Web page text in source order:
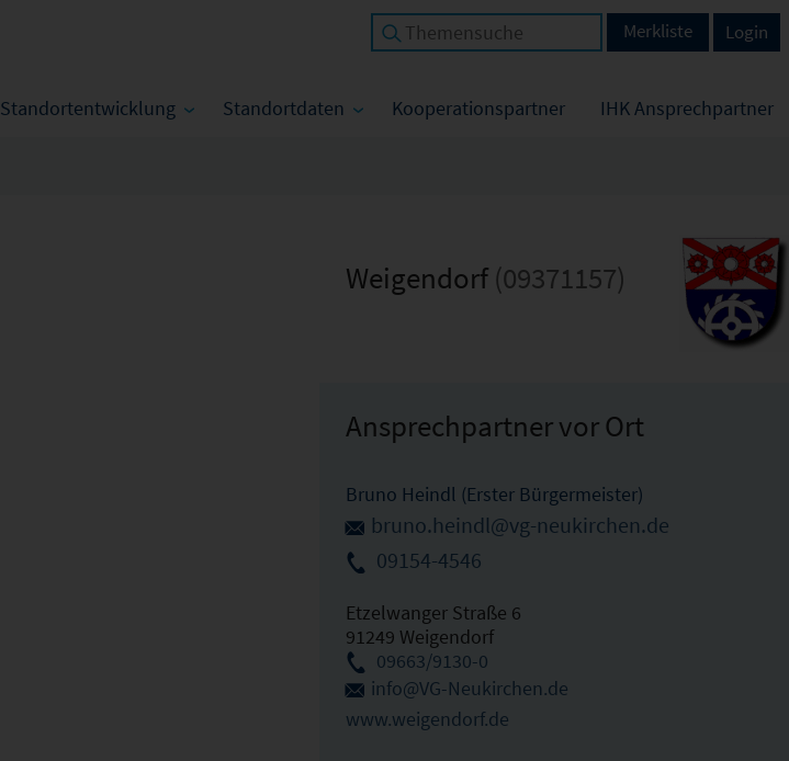
Standortentwicklung Standortdaten Kooperationspartner IHK Ansprechpartner
Login
Merkliste
Weigendorf (09371157)
Ansprechpartner vor Ort
Bruno Heindl (Erster Bürgermeister)
bruno.heindl@vg-neukirchen.de
09154-4546
Etzelwanger Straße 6
91249 Weigendorf
09663/9130-0
info@VG-Neukirchen.de
www.weigendorf.de